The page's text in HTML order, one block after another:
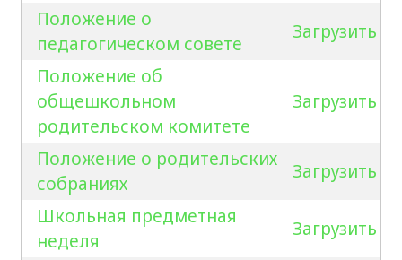
Положение о
педагогическом совете
Загрузить
Положение об
общешкольном
родительском комитете
Загрузить
Положение о родительских
собраниях
Загрузить
Школьная предметная
неделя
Загрузить